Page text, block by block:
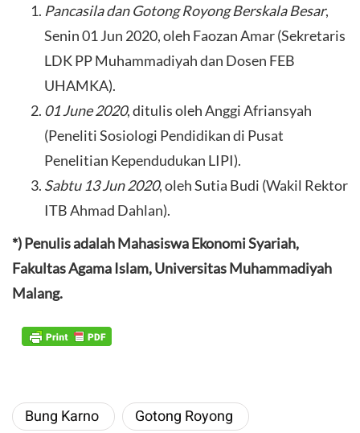
Pancasila dan Gotong Royong Berskala Besar,
Senin 01 Jun 2020, oleh Faozan Amar (Sekretaris
LDK PP Muhammadiyah dan Dosen FEB
UHAMKA).
01 June 2020, ditulis oleh Anggi Afriansyah
(Peneliti Sosiologi Pendidikan di Pusat
Penelitian Kependudukan LIPI).
Sabtu 13 Jun 2020, oleh Sutia Budi (Wakil Rektor
ITB Ahmad Dahlan).
*) Penulis adalah Mahasiswa Ekonomi Syariah,
Fakultas Agama Islam, Universitas Muhammadiyah
Malang.
​Bung Karno ​ Gotong Royong ​